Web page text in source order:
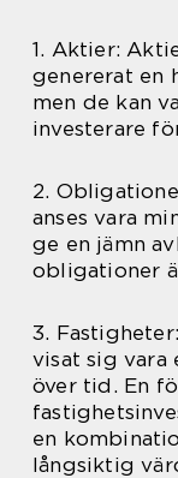
1. Aktier:
genererat en
men de kan
investerare
2.
anses vara
ge en jämn
obligationer
3.
visat sig vara
över tid. En
en
långsiktig